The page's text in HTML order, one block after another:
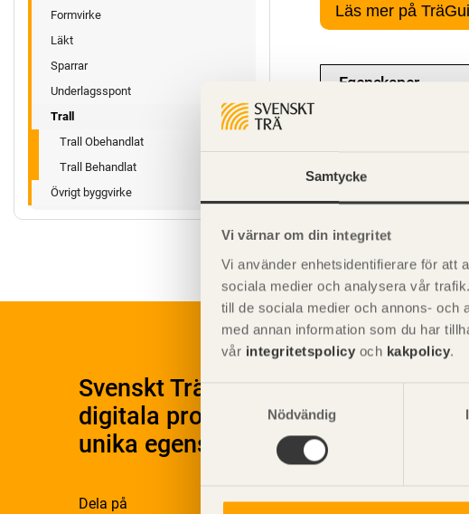
Samtycke
Vi värnar om din integritet
Vi använder enhetsidentifierare för att
sociala medier och analysera vår
till de sociala medier och annons- och
med annan information som du har
vår integritetspolicy och kakpolicy.
Samtyckesval
Nödvändig
Formvirke
Läkt
Sparrar
Underlagsspont
Trall
Trall Obehandlat
Trall Behandlat
Övrigt byggvirke
Läs mer på
Egenskaper
Svenskt Träs Produktkatalog är
digitala produktkatalog för att
unika egenskaper.
Dela på